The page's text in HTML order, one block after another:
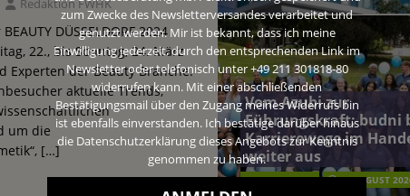
Redaktion FWHK
DÜSSELDORF 2024
22., bis Sonntag, 24. März
Experten der Beauty Branche.
aktuelle Trends,
um die
[…]
Vom Azubi zur
Führungskraft: budni
Karrierewege im
weiter aus
EINZELHANDEL 5. AUGUST
zum Zwecke des Newsletterversandes verarbeitet und
genutzt werden. Mir ist bekannt, dass ich meine
Einwilligung jederzeit, durch den entsprechenden Link im
Newsletter oder telefonisch unter +49 211 301818-80
widerrufen kann. Mit einer abschließenden
Bestätigungsmail über den Zugang meines Widerrufs bin
ist ebenfalls einverstanden. Ich bestätige darüber hinaus
die Datenschutzerklärung dieses Angebots zur Kenntnis
genommen zu haben.